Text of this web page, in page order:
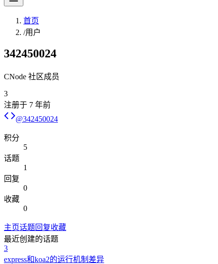
首页
/用户
342450024
CNode 社区成员
3
注册于 7 年前
@342450024
积分
5
话题
1
回复
0
收藏
0
主页话题回复收藏
最近创建的话题
3
express和koa2的运行机制差异